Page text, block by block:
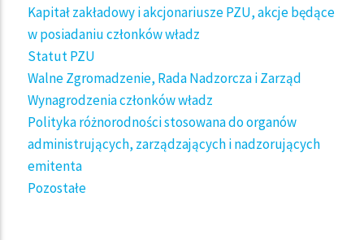
Kapitał zakładowy i akcjonariusze PZU, akcje będące
w posiadaniu członków władz
Statut PZU
Walne Zgromadzenie, Rada Nadzorcza i Zarząd
Wynagrodzenia członków władz
Polityka różnorodności stosowana do organów
administrujących, zarządzających i nadzorujących
emitenta
Pozostałe